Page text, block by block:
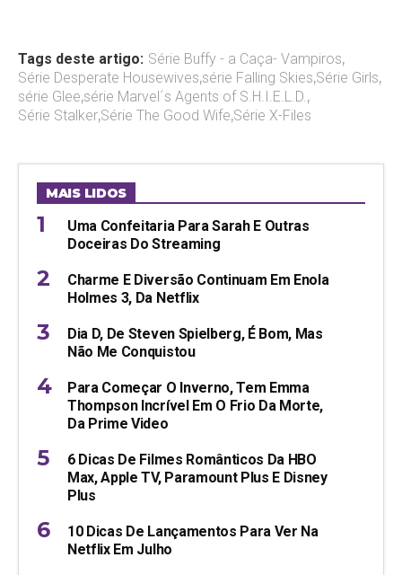
Tags deste artigo: Série Buffy - a Caça- Vampiros,
Série Desperate Housewives,série Falling Skies,Série Girls,
série Glee,série Marvel´s Agents of S.H.I.E.L.D. ,
Série Stalker,Série The Good Wife,Série X-Files
MAIS LIDOS
Uma Confeitaria Para Sarah E Outras
Doceiras Do Streaming
Charme E Diversão Continuam Em Enola
Holmes 3, Da Netflix
Dia D, De Steven Spielberg, É Bom, Mas
Não Me Conquistou
Para Começar O Inverno, Tem Emma
Thompson Incrível Em O Frio Da Morte,
Da Prime Video
6 Dicas De Filmes Românticos Da HBO
Max, Apple TV, Paramount Plus E Disney
Plus
10 Dicas De Lançamentos Para Ver Na
Netflix Em Julho